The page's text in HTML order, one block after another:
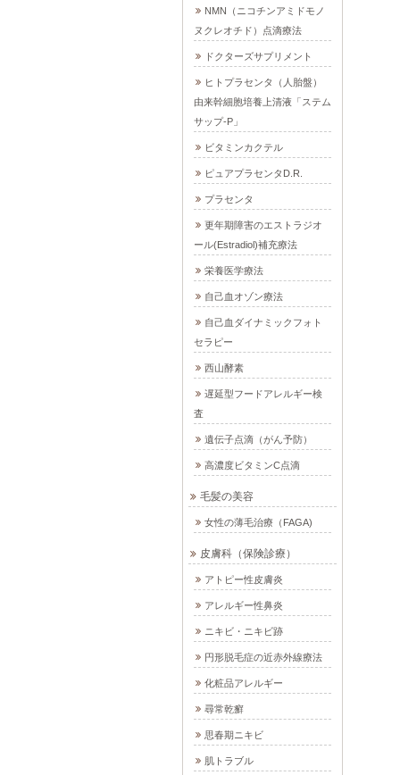
NMN（ニコチンアミドモノ
ヌクレオチド）点滴療法
ドクターズサプリメント
ヒトプラセンタ（人胎盤）
由来幹細胞培養上清液「ステム
サップ-P」
ビタミンカクテル
ピュアプラセンタD.R.
プラセンタ
更年期障害のエストラジオ
ール(Estradiol)補充療法
栄養医学療法
自己血オゾン療法
自己血ダイナミックフォト
セラピー
西山酵素
遅延型フードアレルギー検
査
遺伝子点滴（がん予防）
高濃度ビタミンC点滴
毛髪の美容
女性の薄毛治療（FAGA)
皮膚科（保険診療）
アトピー性皮膚炎
アレルギー性鼻炎
ニキビ・ニキビ跡
円形脱毛症の近赤外線療法
化粧品アレルギー
尋常乾癬
思春期ニキビ
肌トラブル